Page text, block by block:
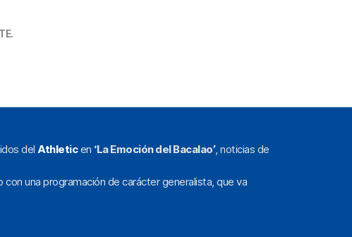
del Athleticen ‘La Emoción del Bacalao’, noticias de
una programación de carácter generalista, que va